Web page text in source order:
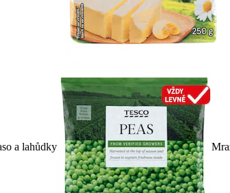
a lahůdky